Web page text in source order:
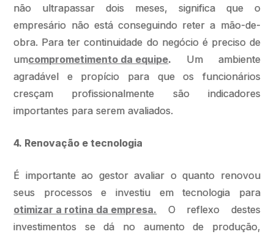
não ultrapassar dois meses, significa que o
empresário não está conseguindo reter a mão-de-
obra. Para ter continuidade do negócio é preciso de
umcomprometimento da equipe. Um ambiente
agradável e propício para que os funcionários
cresçam profissionalmente são indicadores
importantes para serem avaliados.
4. Renovação e tecnologia
É importante ao gestor avaliar o quanto renovou
seus processos e investiu em tecnologia para
otimizar a rotina da empresa. O reflexo destes
investimentos se dá no aumento de produção,